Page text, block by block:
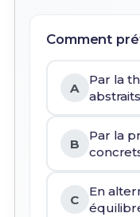
Comment
A
Par la
abstraits
B
Par la
C
En